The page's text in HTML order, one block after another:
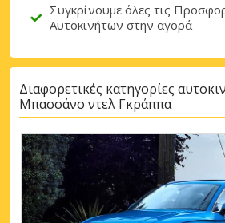
Συγκρίνουμε όλες τις
Αυτοκινήτων στην αγορά
Διαφορετικές κατηγορίες
Μπασσάνο ντελ Γκράππα